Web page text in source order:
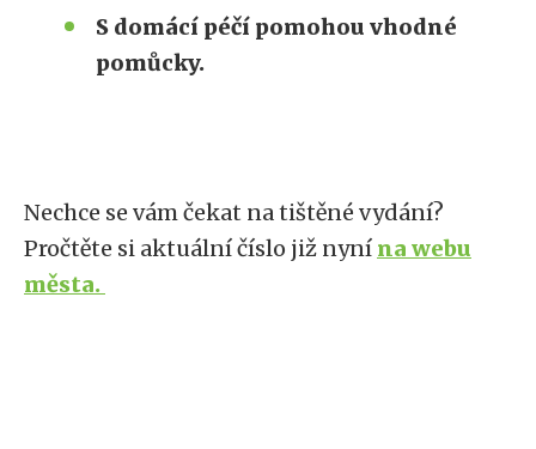
S domácí péčí pomohou vhodné
pomůcky.
Nechce se vám čekat na tištěné vydání?
Pročtěte si aktuální číslo již nyní na webu
města.